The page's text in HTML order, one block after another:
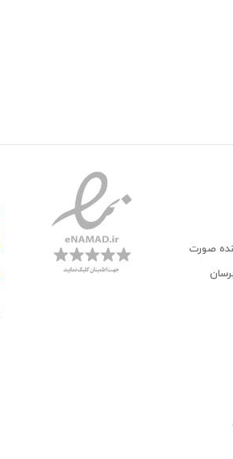
صورت